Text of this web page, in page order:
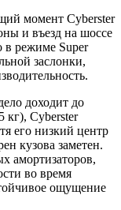
момент Cyberster
и въезд на шоссе
режиме Super
заслонки,
доходит до
кг), Cyberster
его низкий центр
кузова заметен.
амортизаторов,
во время
ощущение